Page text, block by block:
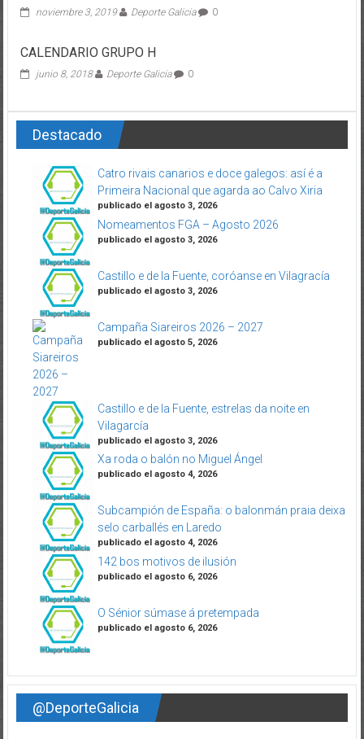
noviembre 3, 2019 Deporte Galicia 0
CALENDARIO GRUPO H
junio 8, 2018 Deporte Galicia 0
Destacado
Catro rivais canarios e doce galegos: así é a
Primeira Nacional que agarda ao Calvo Xiria
publicado el agosto 3, 2026
Nomeamentos FGA – Agosto 2026
publicado el agosto 3, 2026
Castillo e de la Fuente, coróanse en Vilagracía
publicado el agosto 3, 2026
Campaña Siareiros 2026 – 2027
publicado el agosto 5, 2026
Castillo e de la Fuente, estrelas da noite en
Vilagarcía
publicado el agosto 3, 2026
Xa roda o balón no Miguel Ángel
publicado el agosto 4, 2026
Subcampión de España: o balonmán praia deixa
selo carballés en Laredo
publicado el agosto 4, 2026
142 bos motivos de ilusión
publicado el agosto 6, 2026
O Sénior súmase á pretempada
publicado el agosto 6, 2026
@DeporteGalicia